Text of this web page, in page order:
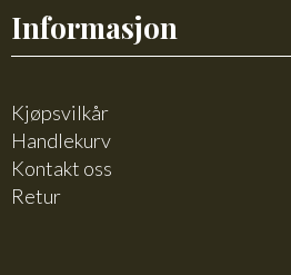
Informasjon
Kjøpsvilkår
Handlekurv
Kontakt oss
Retur